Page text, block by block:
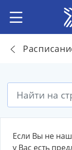
Если Вы не
у Вас есть